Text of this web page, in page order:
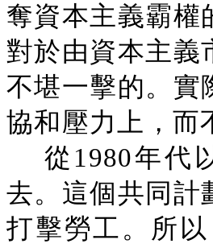
奪資本主義霸權
對於由資本主義
不堪一擊的。實
協和壓力上，而
從1980年代
去。這個共同計
打擊勞工。所